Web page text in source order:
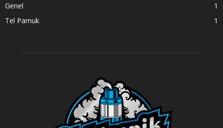
Genel
1
Tel Pamuk
1